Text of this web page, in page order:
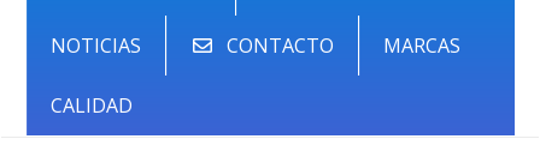
NOTICIAS CONTACTO MARCAS
CALIDAD